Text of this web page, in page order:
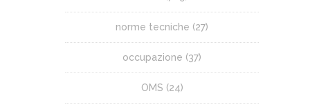
norme tecniche (27)
occupazione (37)
OMS (24)